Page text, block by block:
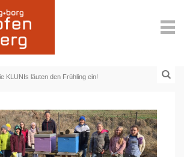
KLUNIs läuten den Frühling ein!